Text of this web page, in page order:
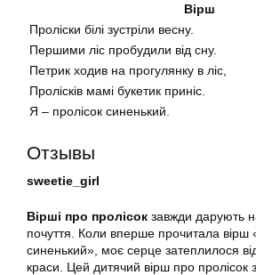
Вірш
Проліски білі зустріли весну.
Першими ліс пробудили від сну.
Петрик ходив на прогулянку в ліс,
Пролісків мамі букетик приніс.
Я – пролісок синенький.
Отзывы
sweetie_girl
Вірші про пролісок завжди дарують
почуття. Коли вперше прочитала вірш
синенький», моє серце затеплилося від
краси. Цей дитячий вірш про пролісок